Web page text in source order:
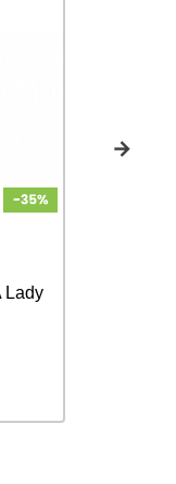
Lady